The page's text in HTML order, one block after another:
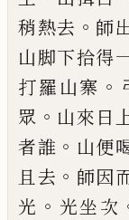
稍熱去 。 師
山脚下拾得
打羅山寨 。
眾 。 山來日
者誰 。 山便
且去 。 師因
光 。 光坐次